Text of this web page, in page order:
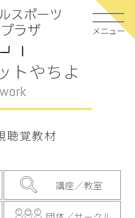
メニュー
トやちよ
聴覚教材
講座／教室